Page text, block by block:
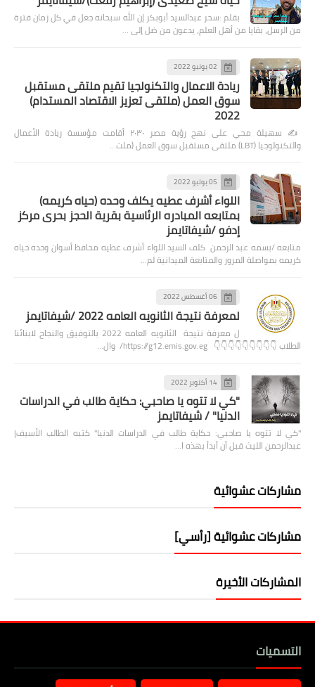
بقلم :سحر عبدالسيد أبوبكر إن الله سبحانه جعل في كل زمان فترة
من الرسل، بقايا من أهل العلم، يدعون من ضل إلى …
02 يونيو 2022
ريادة الاعمال والتكنولجيا تقيم ملتقى مستقبل
سوق العمل (ملتقى تعزيز الاقتصاد المستدام)
2022
✍️ سهيلة محي على نهج رؤية مصر ٢٠٣٠ أقامت مؤسسة ريادة الأعمال
والتكنولوجيا (LBT) ملتقى مستقبل سوق العمل (ملت…
05 يوليو 2022
اللواء أشرف عطيه يكلف وحده (حياه كريمه)
بمتابعه المبادره الرئاسية بقرية الحجز بحرى مركز
إدفو /شيفاتايمز
متابعه /بسمه عبد الرحمن كلف السيد اللواء أشرف عطيه محافظ أسوان وحده حياه
كريمه بمواصلة المرور والمتابعة الميدانية لم…
06 أغسطس 2022
لمعرفة نتيجة الثانويه العامه 2022 /شيفاتايمز
ل معرفة نتيجة الثانويه العامه 2022 بالتوفيق والنجاح لابنائنا
الطلاب 👇👇👇👇👇👇👇👇👇 https://g12.emis.gov.eg/ وال…
14 أكتوبر 2022
"كي لا تتوه يا صاحبي: حكاية طالب في الدراسات
الدنيا" / شيفاتايمز
"كي لا تتوه يا صاحبي: حكاية طالب في الدراسات الدنيا" كتبه الطالب الأسيف|
عبدالرحمن الليث قبل أن أبدأ بهذه ا…
مشاركات عشوائية
مشاركات عشوائية [رأسي]
المشاركات الأخيرة
التسميات